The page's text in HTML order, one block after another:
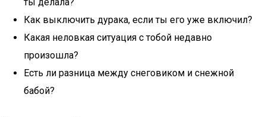
Как выключить дурака, если ты его уже включил?
Какая неловкая ситуация с тобой недавно
произошла?
Есть ли разница между снеговиком и снежной
бабой?